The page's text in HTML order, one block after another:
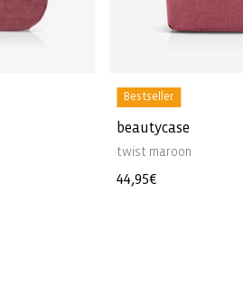
Bestseller
beautycase
twist maroon
Normaler
44,95€